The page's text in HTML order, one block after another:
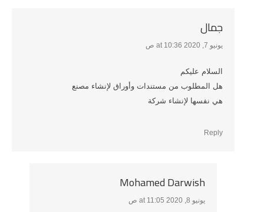
جمال
says:
يونيو 7, 2020 at 10:36 ص
السلام عليكم
هل المطلوب من مستندات وأوراق لإنشاء مصنع
هي نفسها لإنشاء شركة
Reply
Mohamed Darwish
says:
يونيو 8, 2020 at 11:05 ص